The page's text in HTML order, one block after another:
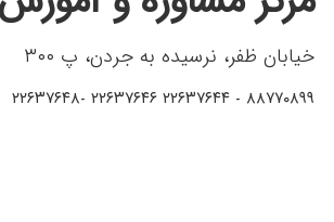
خیابان ظفر، نرسیده به جردن، پ ۳۰۰
۸۸۷۷۰۸۹۹ - ۲۲۶۳۷۶۴۴ ۲۲۶۳۷۶۴۶ -۲۲۶۳۷۶۴۸